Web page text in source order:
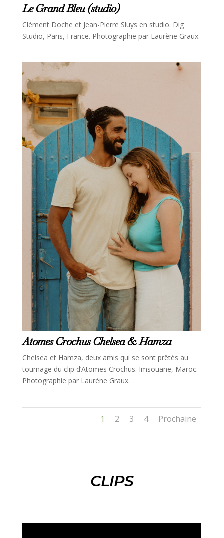
Le Grand Bleu (studio)
Clément Doche et Jean-Pierre Sluys en studio. Dig
Studio, Paris, France. Photographie par Laurène Graux.
Atomes Crochus Chelsea & Hamza
Chelsea et Hamza, deux amis qui se sont prêtés au
tournage du clip d’Atomes Crochus. Imsouane, Maroc.
Photographie par Laurène Graux.
1 2 3 4 Prochaine
CLIPS